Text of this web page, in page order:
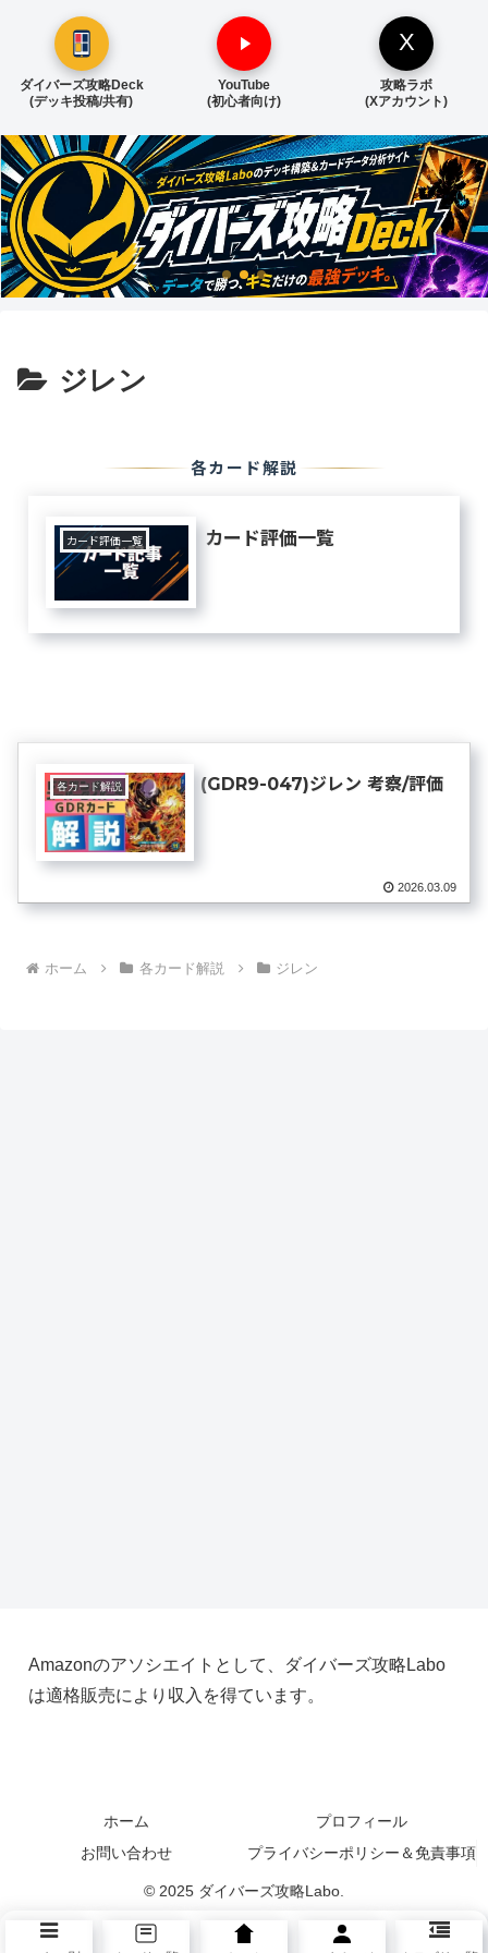
ダイバーズ攻略Deck
(デッキ投稿/共有)
YouTube
(初心者向け)
X
攻略ラボ
(Xアカウント)
ジレン
各カード解説
カード評価一覧 カード評価一覧
各カード解説 (GDR9-047)ジレン 考察/評価
2026.03.09
ホーム 各カード解説 ジレン
Amazonのアソシエイトとして、ダイバーズ攻略Labo
は適格販売により収入を得ています。
ホーム
プロフィール
お問い合わせ
プライバシーポリシー＆免責事項
© 2025 ダイバーズ攻略Labo.